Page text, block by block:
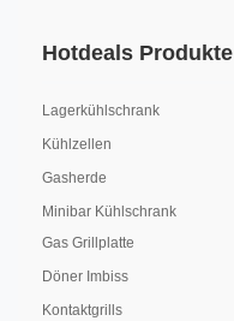
Hotdeals Produkte
Lagerkühlschrank
Kühlzellen
Gasherde
Minibar Kühlschrank
Gas Grillplatte
Döner Imbiss
Kontaktgrills